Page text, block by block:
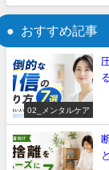
おすすめ記事
02_メンタルケア